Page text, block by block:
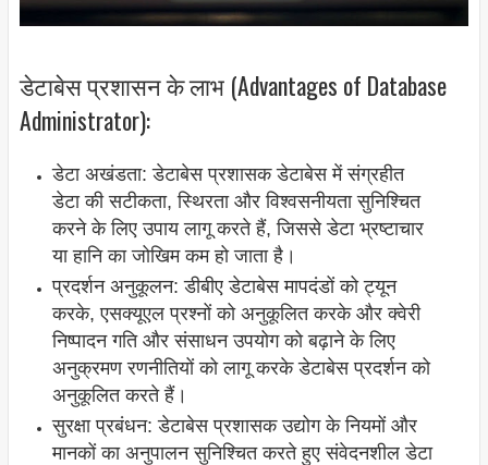
डेटाबेस प्रशासन के लाभ (Advantages of Database
Administrator):
डेटा अखंडता: डेटाबेस प्रशासक डेटाबेस में संग्रहीत
डेटा की सटीकता, स्थिरता और विश्वसनीयता सुनिश्चित
करने के लिए उपाय लागू करते हैं, जिससे डेटा भ्रष्टाचार
या हानि का जोखिम कम हो जाता है।
प्रदर्शन अनुकूलन: डीबीए डेटाबेस मापदंडों को ट्यून
करके, एसक्यूएल प्रश्नों को अनुकूलित करके और क्वेरी
निष्पादन गति और संसाधन उपयोग को बढ़ाने के लिए
अनुक्रमण रणनीतियों को लागू करके डेटाबेस प्रदर्शन को
अनुकूलित करते हैं।
सुरक्षा प्रबंधन: डेटाबेस प्रशासक उद्योग के नियमों और
मानकों का अनुपालन सुनिश्चित करते हुए संवेदनशील डेटा